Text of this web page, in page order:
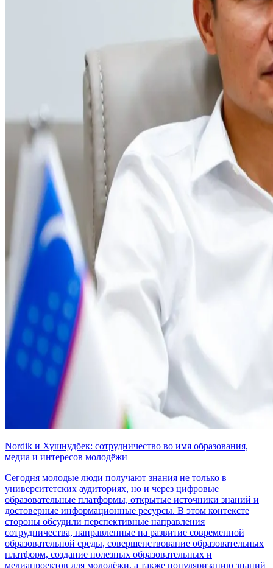
Nordik и Хушнудбек: сотрудничество во имя образования,
медиа и интересов молодёжи
Сегодня молодые люди получают знания не только в
университетских аудиториях, но и через цифровые
образовательные платформы, открытые источники знаний и
достоверные информационные ресурсы. В этом контексте
стороны обсудили перспективные направления
сотрудничества, направленные на развитие современной
образовательной среды, совершенствование образовательных
платформ, создание полезных образовательных и
медиапроектов для молодёжи, а также популяризацию знаний